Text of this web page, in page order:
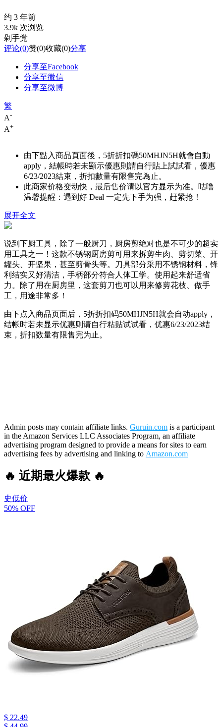
约 3 年前
3.9k 次浏览
剁手党
评论(0)赞(0)收藏(0)分享
分享至Facebook
分享至微信
分享至微博
繁
A-
A+
由下點入商品頁面後，5折折扣碼50MHJN5H就會自動
apply，結帳時若未顯示優惠則請自行貼上試試看，優惠
6/23/2023結束，折扣數量有限售完為止。
此商家价格变动快，最后售价请以官方显示为准。咕噜
温馨提醒：遇到好 Deal 一定先下手为强，赶紧抢！
展开全文
说到下厨工具，除了一般厨刀，厨房剪绝对也是不可少的超实
用工具之一！这款不锈钢厨房剪可用来拆剪生肉、剪切菜、开
罐头、开坚果，甚至剪骨头等。刀具部分采用不锈钢材料，锋
利结实又好清洁，手柄部分符合人体工学。使用起来舒适省
力。除了用在厨房里，这套剪刀也可以用来修剪花枝、做手
工，用途非常多！
由下点入商品页面后，5折折扣码50MHJN5H就会自动apply，
结帐时若未显示优惠则请自行粘贴试试看，优惠6/23/2023结
束，折扣数量有限售完为止。
Admin posts may contain affiliate links. Guruin.com is a participant
in the Amazon Services LLC Associates Program, an affiliate
advertising program designed to provide a means for sites to earn
advertising fees by advertising and linking to Amazon.com
🔥 近期最火爆款 🔥
史低价
50% OFF
$ 22.49